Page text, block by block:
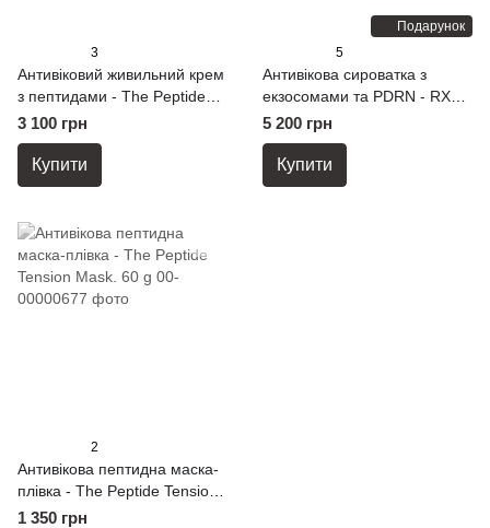
3
Антивіковий живильний крем
з пептидами - The Peptide
Firming Cream. 50 g
3 100 грн
Купити
Подарунок
5
Антивікова cироватка з
екзосомами та PDRN - RX
Bio Exosome Ampoule Power
PEP 50ml
5 200 грн
Купити
2
Антивікова пептидна маска-
плівка - The Peptide Tension
Mask. 60 g
1 350 грн